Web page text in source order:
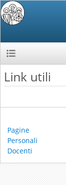
Link utili
Pagine
Personali
Docenti